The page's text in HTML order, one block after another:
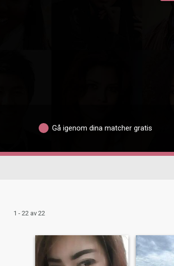
Gå igenom dina matcher gratis
1 - 22 av 22